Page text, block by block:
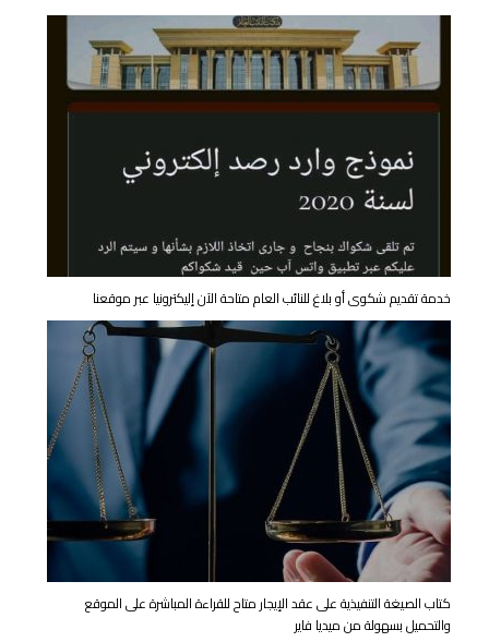
خدمة تقديم شكوى أو بلاغ للنائب العام متاحة الآن إليكترونيا عبر موقعنا
كتاب الصيغة التنفيذية على عقد الإيجار متاح للقراءة المباشرة على الموقع
والتحميل بسهولة من ميديا فاير